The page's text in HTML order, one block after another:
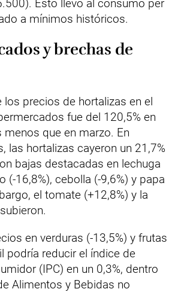
Esto llevó al consumo per
a mínimos históricos.
y brechas de
los precios de hortalizas en el
fue del 120,5% en
menos que en marzo. En
las hortalizas cayeron un 21,7%
bajas destacadas en lechuga
(-16,8%), cebolla (-9,6%) y papa
el tomate (+12,8%) y la
en verduras (-13,5%) y frutas
podría reducir el índice de
(IPC) en un 0,3%, dentro
Alimentos y Bebidas no